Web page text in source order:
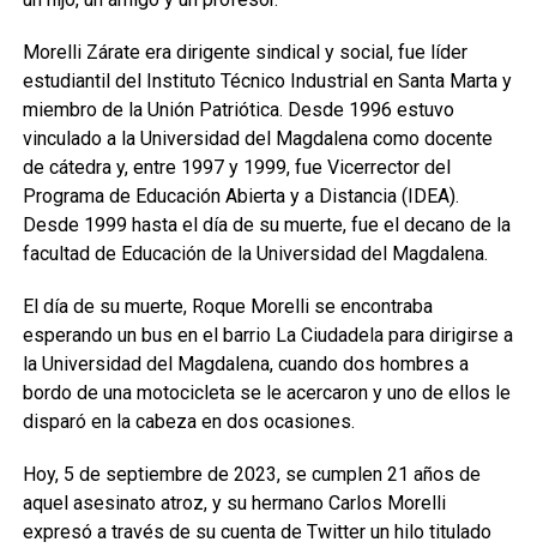
Morelli Zárate era dirigente sindical y social, fue líder
estudiantil del Instituto Técnico Industrial en Santa Marta y
miembro de la Unión Patriótica. Desde 1996 estuvo
vinculado a la Universidad del Magdalena como docente
de cátedra y, entre 1997 y 1999, fue Vicerrector del
Programa de Educación Abierta y a Distancia (IDEA).
Desde 1999 hasta el día de su muerte, fue el decano de la
facultad de Educación de la Universidad del Magdalena.
El día de su muerte, Roque Morelli se encontraba
esperando un bus en el barrio La Ciudadela para dirigirse a
la Universidad del Magdalena, cuando dos hombres a
bordo de una motocicleta se le acercaron y uno de ellos le
disparó en la cabeza en dos ocasiones.
Hoy, 5 de septiembre de 2023, se cumplen 21 años de
aquel asesinato atroz, y su hermano Carlos Morelli
expresó a través de su cuenta de Twitter un hilo titulado